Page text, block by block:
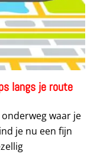
langs je route
waar je
je nu een fijn